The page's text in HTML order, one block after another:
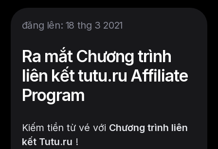
đăng lên: 18 thg 3 2021
Ra mắt Chương trình
liên kết tutu.ru Affiliate
Program
Kiếm tiền từ vé với Chương trình liên
kết Tutu.ru !